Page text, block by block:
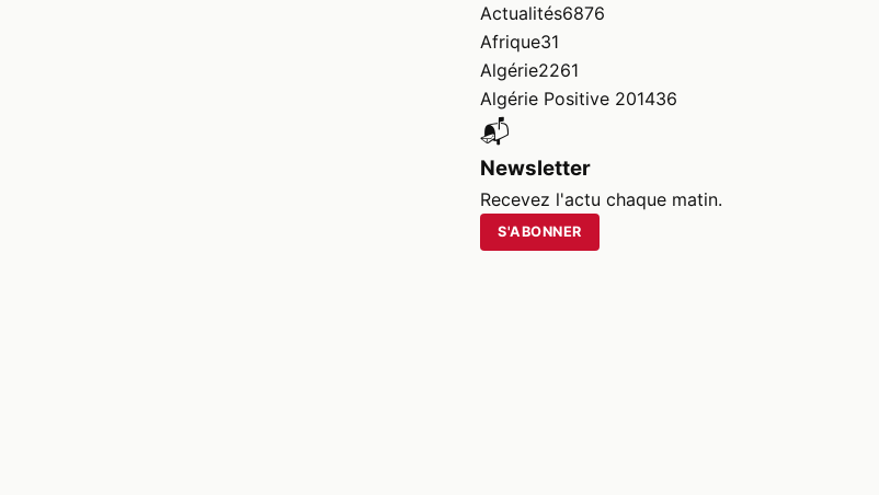
Actualités6876
Afrique31
Algérie2261
Algérie Positive 201436
📬
Newsletter
Recevez l'actu chaque matin.
S'ABONNER